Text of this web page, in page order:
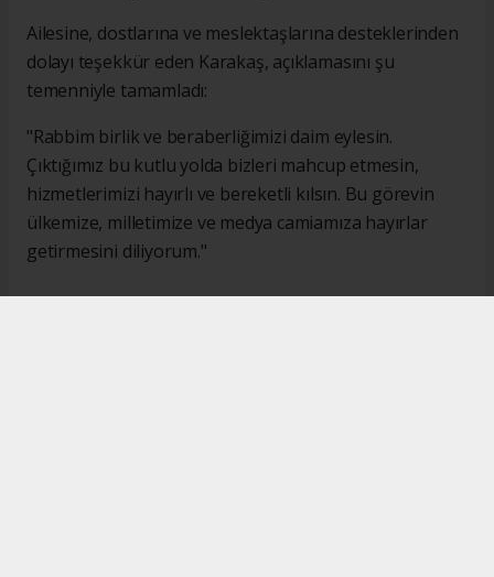
Ailesine, dostlarına ve meslektaşlarına desteklerinden
dolayı teşekkür eden Karakaş, açıklamasını şu
temenniyle tamamladı:
"Rabbim birlik ve beraberliğimizi daim eylesin.
Çıktığımız bu kutlu yolda bizleri mahcup etmesin,
hizmetlerimizi hayırlı ve bereketli kılsın. Bu görevin
ülkemize, milletimize ve medya camiamıza hayırlar
getirmesini diliyorum."